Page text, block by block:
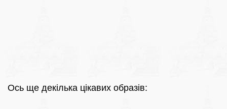
Ось ще декілька цікавих образів: